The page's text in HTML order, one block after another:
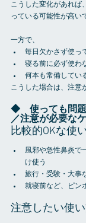
こうした変化があれば、
っている可能性が高い
一方で、
毎日欠かさず使っ
寝る前に必ず使わ
何本も常備してい
こうした場合は、注意
◆　使っても問
／注意が必要な
比較的OKな使
風邪や急性鼻炎で
け使う
旅行・受験・大事
就寝前など、ピン
注意したい使